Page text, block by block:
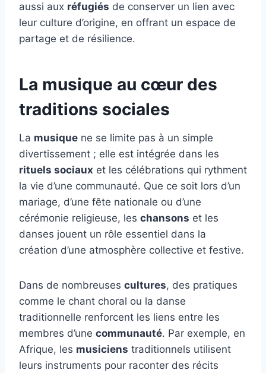
aussi aux réfugiés de conserver un lien avec
leur culture d’origine, en offrant un espace de
partage et de résilience.
La musique au cœur des
traditions sociales
La musique ne se limite pas à un simple
divertissement ; elle est intégrée dans les
rituels sociaux et les célébrations qui rythment
la vie d’une communauté. Que ce soit lors d’un
mariage, d’une fête nationale ou d’une
cérémonie religieuse, les chansons et les
danses jouent un rôle essentiel dans la
création d’une atmosphère collective et festive.
Dans de nombreuses cultures, des pratiques
comme le chant choral ou la danse
traditionnelle renforcent les liens entre les
membres d’une communauté. Par exemple, en
Afrique, les musiciens traditionnels utilisent
leurs instruments pour raconter des récits